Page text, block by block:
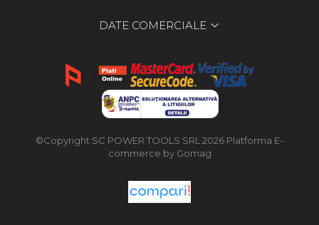
DATE COMERCIALE
©Copyright SC POWER TOOLS SRL 2026 Platforma E-
commerce by Gomag